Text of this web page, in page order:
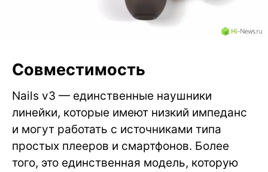
Совместимость
Nails v3 — единственные наушники
линейки, которые имеют низкий импеданс
и могут работать с источниками типа
простых плееров и смартфонов. Более
того, это единственная модель, которую